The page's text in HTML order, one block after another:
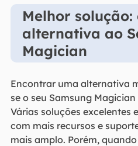
Melhor
alternativa ao
Magician
Encontrar uma alternativa
se o seu Samsung
Várias soluções excelentes
com mais recursos e
mais amplo. Porém,